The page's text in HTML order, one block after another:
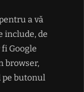
a vă
include, de
Google
browser,
pe butonul
la Spitalul
„țepe” cu firme